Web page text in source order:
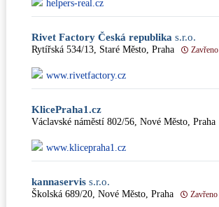
helpers-real.cz
Rivet Factory Česká republika s.r.o.
Rytířská 534/13, Staré Město, Praha Zavřeno
www.rivetfactory.cz
KlicePraha1.cz
Václavské náměstí 802/56, Nové Město, Praha
www.klicepraha1.cz
kannaservis s.r.o.
Školská 689/20, Nové Město, Praha Zavřeno